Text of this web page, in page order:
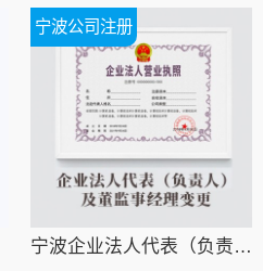
宁波公司注册
宁波企业法人代表（负责人）及董监事经理变更